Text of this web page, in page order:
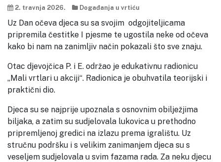
2. travnja 2026. Događanja u vrtiću
Uz Dan očeva djeca su sa svojim odgojiteljicama
pripremila čestitke I pjesme te ugostila neke od očeva
kako bi nam na zanimljiv način pokazali što sve znaju.
Otac djevojčica P. i E. održao je edukativnu radionicu
„Mali vrtlari u akciji“. Radionica je obuhvatila teorijski i
praktični dio.
Djeca su se najprije upoznala s osnovnim obilježjima
biljaka, a zatim su sudjelovala lukovica u prethodno
pripremljenoj gredici na izlazu prema igralištu. Uz
stručnu podršku i s velikim zanimanjem djeca su s
veseljem sudjelovala u svim fazama rada. Za neku djecu